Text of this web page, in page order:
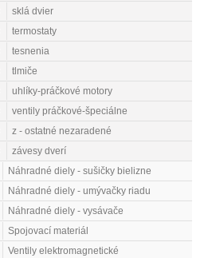
sklá dvier
termostaty
tesnenia
tlmiče
uhlíky-práčkové motory
ventily práčkové-špeciálne
z - ostatné nezaradené
závesy dverí
Náhradné diely - sušičky bielizne
Náhradné diely - umývačky riadu
Náhradné diely - vysávače
Spojovací materiál
Ventily elektromagnetické